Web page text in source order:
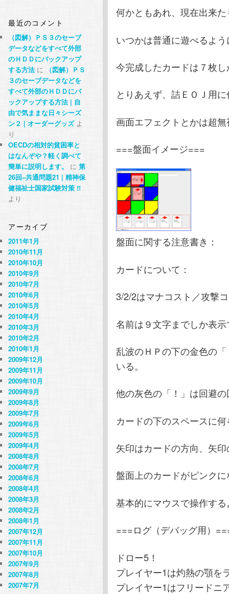
何かともあれ、現在出来
いつかは普通に遊べるよ
今完成したカードは７枚
とりあえず、詰ＥＯＪ用
画面エフェクトとかは超
===盤面イメージ===
盤面に関する注意書き：
カードについて：
3/2/2はマナコスト／攻撃
名前は９文字までしか表
乱波のＨＰの下の金色の
いる。
他の灰色の「！」は回避
カードの下のスペースに
矢印はカードの方向、矢
盤面上のカードがピンク
基本的にマウスで操作す
===ログ（デバッグ用）
ドロー5！
プレイヤー1は灼熱の顎を
プレイヤー1はフリードニ
最近のコメント
（図解）ＰＳ３のセーブ
データなどをすべて外部
のＨＤＤにバックアップ
する方法に
（図解）ＰＳ
３のセーブデータなどを
すべて外部のＨＤＤにバ
ックアップする方法 | 自
由で気ままな日々シーズ
ン２ | オーダーグッズよ
り
OECDの相対的貧困率と
はなんぞや？軽く調べて
簡単に説明します。
に第
26回–共通問題21 | 精神保
健福祉士国家試験対策 !!
より
アーカイブ
2011年1月
2010年11月
2010年10月
2010年9月
2010年7月
2010年6月
2010年5月
2010年4月
2010年3月
2010年2月
2010年1月
2009年12月
2009年11月
2009年10月
2009年9月
2009年8月
2009年7月
2009年6月
2009年5月
2009年4月
2008年8月
2008年7月
2008年6月
2008年4月
2008年3月
2008年2月
2008年1月
2007年12月
2007年11月
2007年10月
2007年9月
2007年8月
2007年7月